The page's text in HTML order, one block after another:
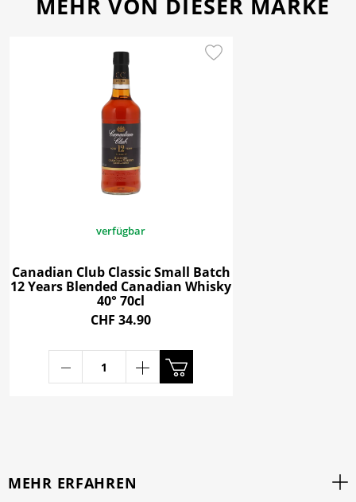
MEHR VON DIESER MARKE
verfügbar
Canadian Club Classic Small Batch
12 Years Blended Canadian Whisky
40° 70cl
CHF 34.90
MEHR ERFAHREN